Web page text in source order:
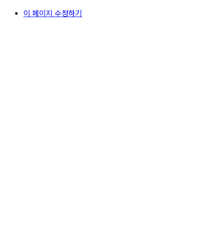
이 페이지 수정하기